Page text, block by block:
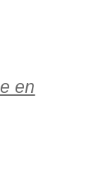
en